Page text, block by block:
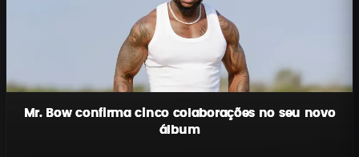
Mr. Bow confirma cinco colaborações no seu novo
álbum